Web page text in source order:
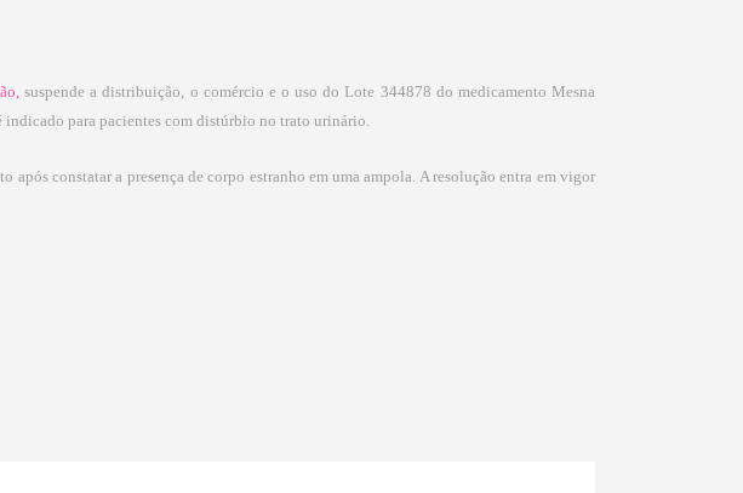
suspende a distribuição, o comércio e o uso do Lote 344878 do medicamento Mesna
indicado para pacientes com distúrbio no trato urinário.
constatar a presença de corpo estranho em uma ampola. A resolução entra em vigor